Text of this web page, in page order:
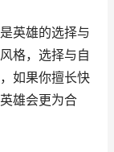
英雄的选择与
格，选择与自
如果你擅长快
雄会更为合